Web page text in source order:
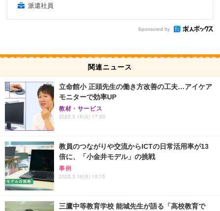
派遣社員
Sponsored by
関連ニュース
立命館小 正頭先生の働き方改善の工夫…アイケア
モニターで効率UP
教材・サービス
2022.3.15(火) 17:20
教員のつながりや交流からICTの日常活用率が13
倍に、「小金井モデル」の挑戦
事例
2022.3.16(水) 10:15
三鷹中等教育学校 能城先生が語る「高校教育で